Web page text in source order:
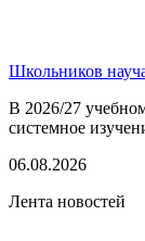
Школьников
В 2026/27
системное
06.08.2026
Лента новостей